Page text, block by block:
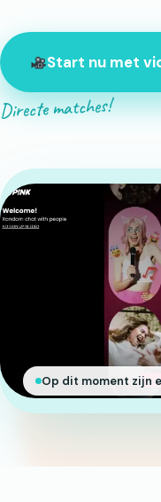
Start nu met
Directe matches!
Op dit moment zijn